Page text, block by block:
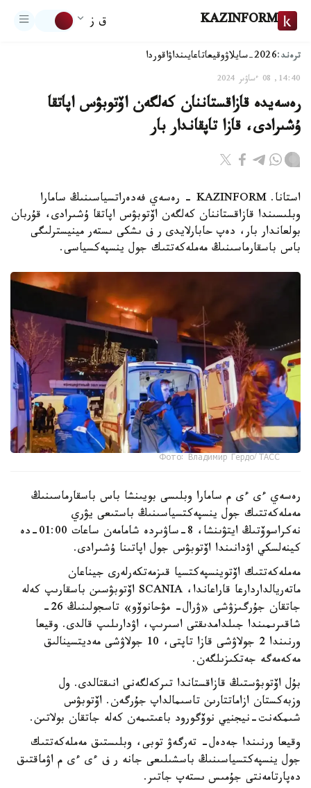
KAZINFORM ق ز
ترەند:2026-سايلاۋ وقيعاتاعايىنداۋاقوردا
14:40, 08 ءساۋىر 2024
رەسەيدە قازاقستاننان كەلگەن اۆتوبۋس اپاتقا
ۇشىرادى، قازا تاپقاندار بار
استانا. KAZINFORM - رەسەي فەدەراتسياسىنىڭ سامارا
وبلىسىندا قازاقستاننان كەلگەن اۆتوبۋس اپاتقا ۇشىرادى، قۇربان
بولعاندار بار، دەپ حابارلايدى ر ف ىشكى ىستەر مينيسترلىگى
باس باسقارماسىنىڭ مەملەكەتتىك جول ينسپەكسياسى.
Фото: Владимир Гердо/ ТАСС
رەسەي ءى ءى م سامارا وبلىسى بويىنشا باس باسقارماسىنىڭ
مەملەكەتتىك جول ينسپەكتسياسىنىڭ باستىعى يۋري
نەكراسوۆتىڭ ايتۋىنشا، 8-ساۋىردە شامامەن ساعات 01:00-دە
كينەلسكي اۋدانىندا اۆتوبۋس جول اپاتىنا ۇشىرادى.
مەملەكەتتىك اۆتوينسپەكتسيا قىزمەتكەرلەرى جيناعان
ماتەريالداردارعا قاراعاندا، SCANIA اۆتوبۋسىن باسقارىپ كەلە
جاتقان جۇرگىزۋشى «ۋرال- مۋحانوۆو» تاسجولىنىڭ 26-
شاقىرىمىندا جىلدامدىقتى اسىرىپ، اۋدارىلىپ قالدى. وقيعا
ورنىندا 2 جولاۋشى قازا تاپتى، 10 جولاۋشى مەديتسينالىق
مەكەمەگە جەتكىزىلگەن.
بۇل اۆتوبۋستىڭ قازاقستاندا تىركەلگەنى انىقتالدى. ول
وزبەكستان ازاماتتارىن تاسىمالداپ جۇرگەن. اۆتوبۋس
شىمكەنت-نيجنيي نوۆگورود باعىتىمەن كەلە جاتقان بولاتىن.
وقيعا ورنىندا جەدەل- تەرگەۋ توبى، وبلىستىق مەملەكەتتىك
جول ينسپەكتسياسىنىڭ باسشىلىعى جانە ر ف ءى ءى م اۋماقتىق
دەپارتامەنتى جۇمىس ىستەپ جاتىر.